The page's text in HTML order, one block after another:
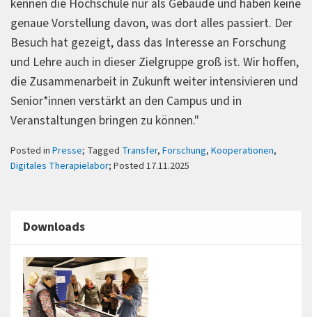
kennen die Hochschule nur als Gebäude und haben keine
genaue Vorstellung davon, was dort alles passiert. Der
Besuch hat gezeigt, dass das Interesse an Forschung
und Lehre auch in dieser Zielgruppe groß ist. Wir hoffen,
die Zusammenarbeit in Zukunft weiter intensivieren und
Senior*innen verstärkt an den Campus und in
Veranstaltungen bringen zu können."
Posted in Presse; Tagged Transfer, Forschung, Kooperationen,
Digitales Therapielabor; Posted 17.11.2025
Downloads